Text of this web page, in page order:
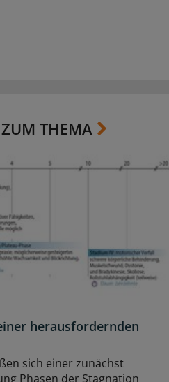
THEMA
herausfordernden
sich einer zunächst
Phasen der Stagnation